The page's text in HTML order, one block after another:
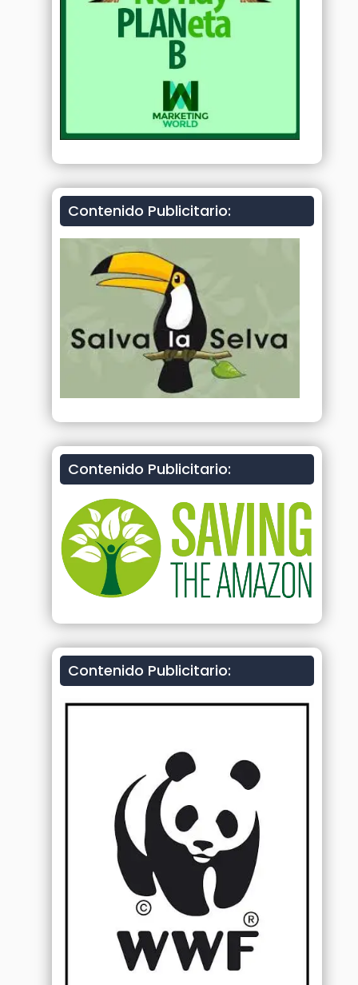
Contenido Publicitario:
Contenido Publicitario:
Contenido Publicitario: